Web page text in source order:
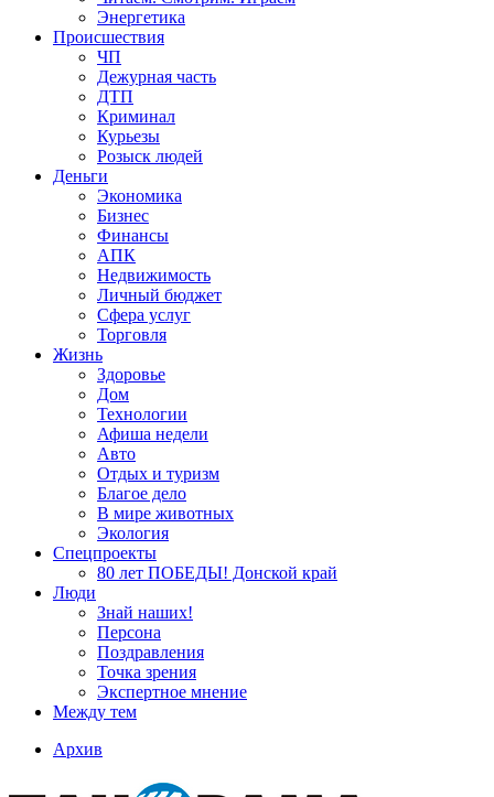
Энергетика
Происшествия
ЧП
Дежурная часть
ДТП
Криминал
Курьезы
Розыск людей
Деньги
Экономика
Бизнес
Финансы
АПК
Недвижимость
Личный бюджет
Сфера услуг
Торговля
Жизнь
Здоровье
Дом
Технологии
Афиша недели
Авто
Отдых и туризм
Благое дело
В мире животных
Экология
Спецпроекты
80 лет ПОБЕДЫ! Донской край
Люди
Знай наших!
Персона
Поздравления
Точка зрения
Экспертное мнение
Между тем
Архив